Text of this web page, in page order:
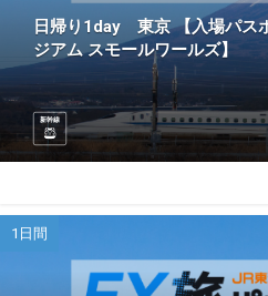
日帰り1day 東京 【入場パス
ジアム スモールワールズ】
新幹線
1日間